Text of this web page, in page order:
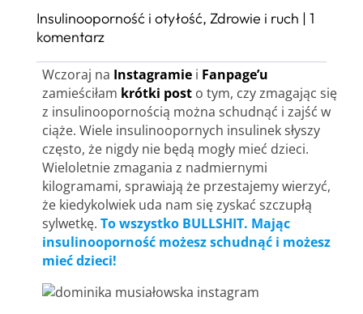
Insulinooporność i otyłość, Zdrowie i ruch | 1
komentarz
Wczoraj na Instagramie i Fanpage’u
zamieściłam krótki post o tym, czy zmagając się
z insulinoopornością można schudnąć i zajść w
ciąże. Wiele insulinoopornych insulinek słyszy
często, że nigdy nie będą mogły mieć dzieci.
Wieloletnie zmagania z nadmiernymi
kilogramami, sprawiają że przestajemy wierzyć,
że kiedykolwiek uda nam się zyskać szczupłą
sylwetkę.To wszystko BULLSHIT. Mając
insulinooporność możesz schudnąć i możesz
mieć dzieci!